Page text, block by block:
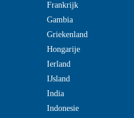
Frankrijk
Gambia
Griekenland
Hongarije
Ierland
IJsland
India
Indonesie